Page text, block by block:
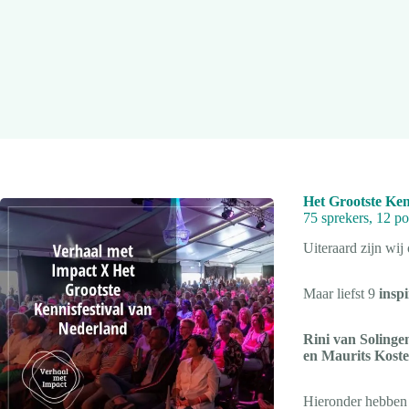
Het Grootste
75 sprekers, 12
Uiteraard zijn wij
Maar liefst 9
Rini van
en Maurits
Hieronder